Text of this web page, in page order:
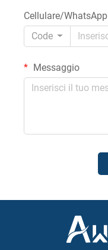
Cellulare/WhatsApp
Code
Messaggio